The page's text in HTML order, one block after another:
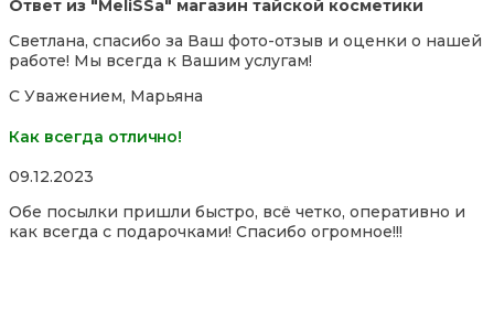
Ответ из "MeliSSa" магазин тайской косметики
Светлана, спасибо за Ваш фото-отзыв и оценки о нашей
работе! Мы всегда к Вашим услугам!
С Уважением, Марьяна
Как всегда отлично!
Rated
out
of
09.12.2023
Обе посылки пришли быстро, всё четко, оперативно и
как всегда с подарочками! Спасибо огромное!!!